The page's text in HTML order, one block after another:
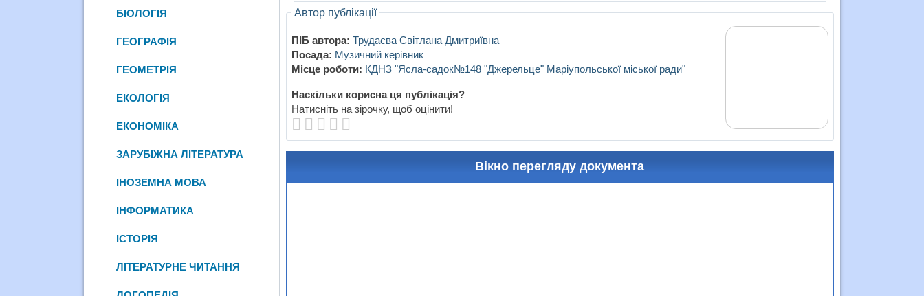
Автор публікації
ПІБ автора: Трудаєва Світлана Дмитриївна
Посада: Музичний керівник
Місце роботи: КДНЗ "Ясла-садок№148 "Джерельце" Маріупольської міської ради"
Наскільки корисна ця публікація?
Натисніть на зірочку, щоб оцінити!
Вікно перегляду документа
БІОЛОГІЯ
ГЕОГРАФІЯ
ГЕОМЕТРІЯ
ЕКОЛОГІЯ
ЕКОНОМІКА
ЗАРУБІЖНА ЛІТЕРАТУРА
ІНОЗЕМНА МОВА
ІНФОРМАТИКА
ІСТОРІЯ
ЛІТЕРАТУРНЕ ЧИТАННЯ